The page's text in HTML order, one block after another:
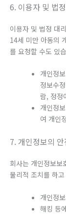
6. 이용자 및 법
이용자 및 법정 대
14세 미만 아동의
를 요청할 수도 있
개인정
정보수
람, 정정
개인정
여 개인
7. 개인정보의
회사는 개인정보보
물리적 조치를 하
개인정
해킹 등